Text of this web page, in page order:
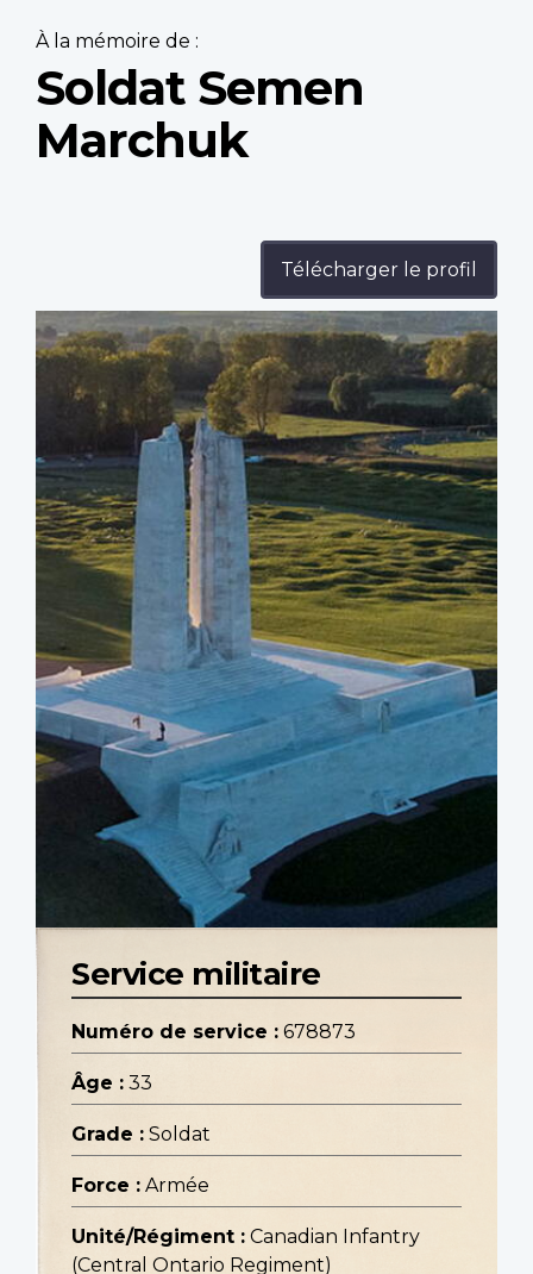
À la mémoire de :
Soldat Semen
Marchuk
Télécharger le profil
Profile
image
Service militaire
Numéro de service : 678873
Âge : 33
Grade : Soldat
Force : Armée
Unité/Régiment : Canadian Infantry
(Central Ontario Regiment)